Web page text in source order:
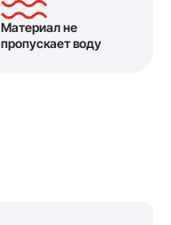
Материал не
пропускает воду